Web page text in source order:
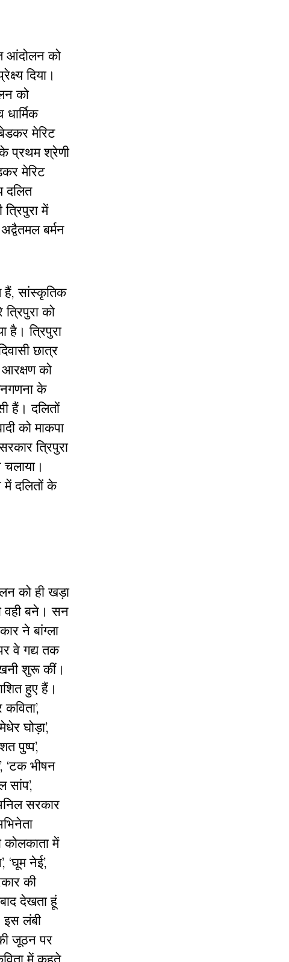
आंदोलन को
दिया।
को
मेरिट
प्रथम श्रेणी
मेरिट
दलित
में
बर्मन
हैं, सांस्कृतिक
को
है। त्रिपुरा
छात्र
को
के
हैं। दलितों
को माकपा
त्रिपुरा
में दलितों के
को ही खड़ा
वही बने। सन
ने बांग्ला
वे गद्य तक
शुरू कीं।
हुए हैं।
घोड़ा’,
पुष्प’,
‘टक भीषन
सांप’,
सरकार
कोलकाता में
‘घूम नेई’,
की
देखता हूं
इस लंबी
जूठन पर